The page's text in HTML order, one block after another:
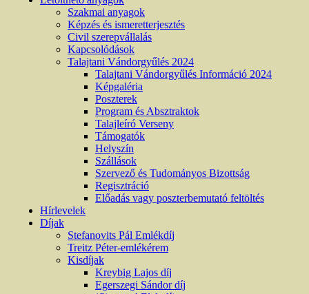
Szakmai anyagok
Képzés és ismeretterjesztés
Civil szerepvállalás
Kapcsolódások
Talajtani Vándorgyűlés 2024
Talajtani Vándorgyűlés Információ 2024
Képgaléria
Poszterek
Program és Absztraktok
Talajleíró Verseny
Támogatók
Helyszín
Szállások
Szervező és Tudományos Bizottság
Regisztráció
Előadás vagy poszterbemutató feltöltés
Hírlevelek
Díjak
Stefanovits Pál Emlékdíj
Treitz Péter-emlékérem
Kisdíjak
Kreybig Lajos díj
Egerszegi Sándor díj